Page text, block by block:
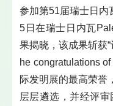
参加第51届瑞士日内
5日在瑞士日内瓦
果揭晓，该成果斩获
he congratulations
际发明展的最高荣誉
层层遴选，并经评